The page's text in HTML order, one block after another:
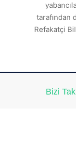
tarafından
Refakatçi
Bizi